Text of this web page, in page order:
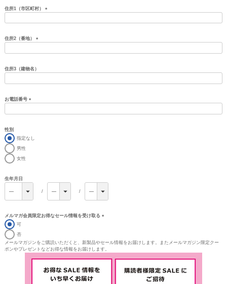
住所1（市区町村）
須)
住所2（番地）
須)
住所3（建物名）
お電話番号
須)
性別
指定なし
男性
女性
生年月日
メルマガ会員限定お得なセール情報を受け取る
可
否
メールマガジンをご購読いただくと、新製品やセール情報をお届けします。またメールマガジン限定クー
ポンやプレゼントなどお得な情報をお届けします。